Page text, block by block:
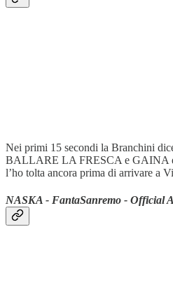
Nei primi 15 secondi la Branchini
BALLARE LA FRESCA e GAINA
l’ho tolta ancora prima di arrivare a
NASKA - FantaSanremo - Official